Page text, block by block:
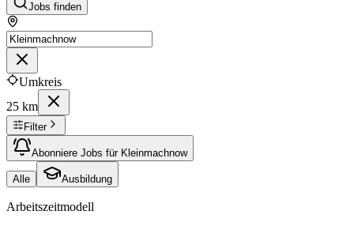
Jobs finden
Umkreis
25 km
Filter
Abonniere Jobs für Kleinmachnow
Alle Ausbildung
Arbeitszeitmodell